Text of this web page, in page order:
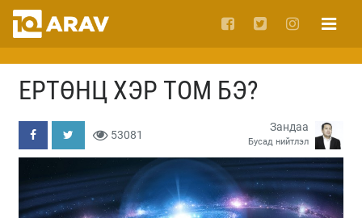
ЕРТӨНЦ ХЭР ТОМ БЭ?
53081
Зандаа
Бусад нийтлэл